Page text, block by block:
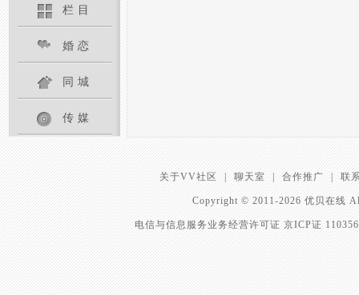
栏目
婚恋
同城
传媒
关于VV社区 | 聊天室 | 合作推广 联
Copyright © 2011-2026 优贝在线
电信与信息服务业务经营许可证 京ICP证